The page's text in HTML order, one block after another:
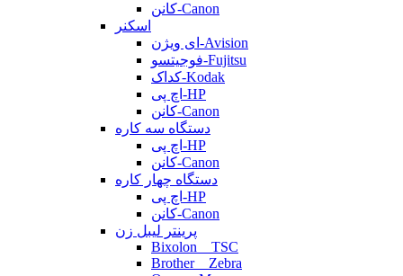
کانن-Canon
اسکنر
ای ویژن-Avision
فوجیتسو-Fujitsu
کداک-Kodak
اچ پی-HP
کانن-Canon
دستگاه سه کاره
اچ پی-HP
کانن-Canon
دستگاه چهار کاره
اچ پی-HP
کانن-Canon
پرینتر لیبل زن
Bixolon _ TSC
Brother _ Zebra